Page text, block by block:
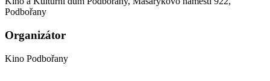
Podbořany
Organizátor
Kino Podbořany